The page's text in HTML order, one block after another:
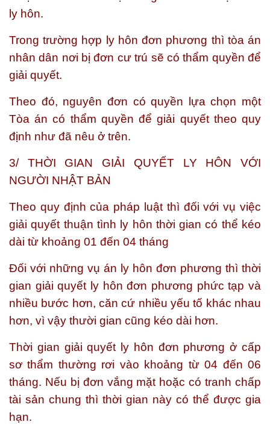
ly hôn.
Trong trường hợp ly hôn đơn phương thì tòa án
nhân dân nơi bị đơn cư trú sẽ có thẩm quyền để
giải quyết.
Theo đó, nguyên đơn có quyền lựa chọn một
Tòa án có thẩm quyền để giải quyết theo quy
định như đã nêu ở trên.
3/ THỜI GIAN GIẢI QUYẾT LY HÔN VỚI
NGƯỜI NHẬT BẢN
Theo quy định của pháp luật thì đối với vụ việc
giải quyết thuận tình ly hôn thời gian có thể kéo
dài từ khoảng 01 đến 04 tháng
Đối với những vụ án ly hôn đơn phương thì thời
gian giải quyết ly hôn đơn phương phức tạp và
nhiều bước hơn, căn cứ nhiều yếu tố khác nhau
hơn, vì vậy thười gian cũng kéo dài hơn.
Thời gian giải quyết ly hôn đơn phương ở cấp
sơ thẩm thường rơi vào khoảng từ 04 đến 06
tháng. Nếu bị đơn vắng mặt hoặc có tranh chấp
tài sản chung thì thời gian này có thể được gia
hạn.